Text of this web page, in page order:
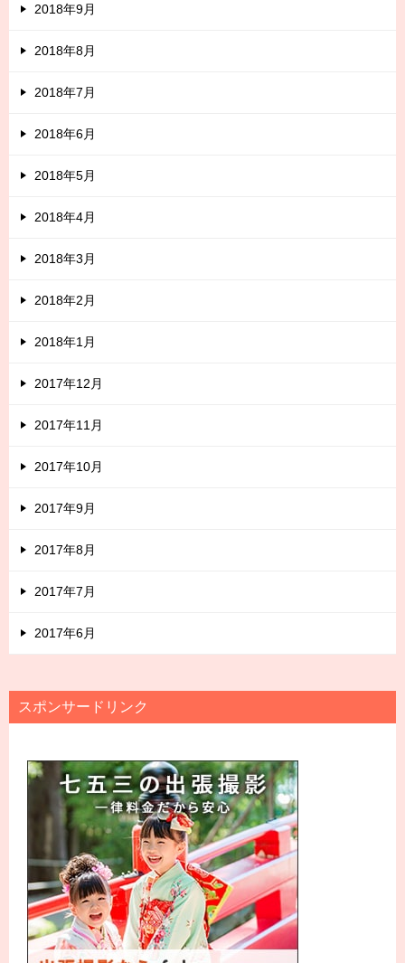
2018年9月
2018年8月
2018年7月
2018年6月
2018年5月
2018年4月
2018年3月
2018年2月
2018年1月
2017年12月
2017年11月
2017年10月
2017年9月
2017年8月
2017年7月
2017年6月
スポンサードリンク